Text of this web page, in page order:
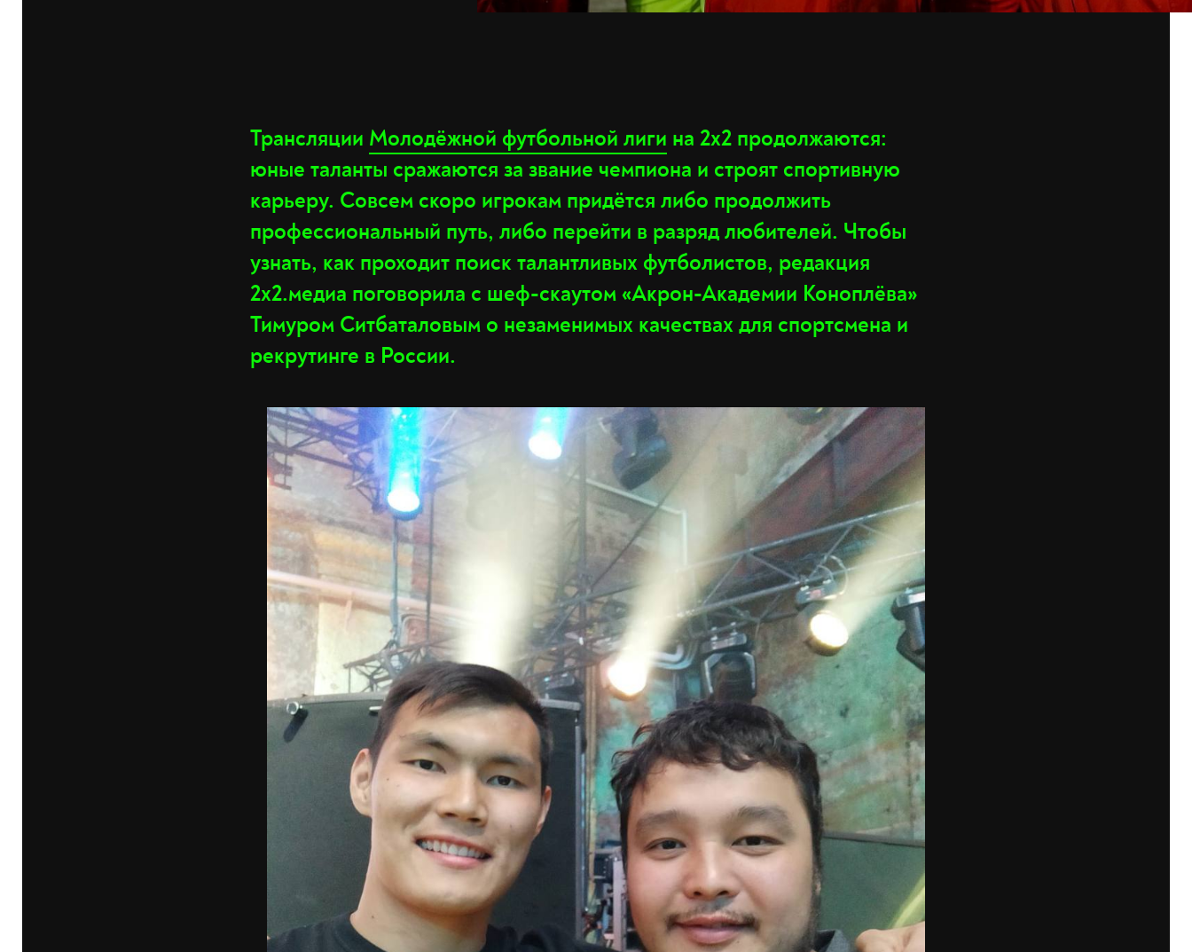
Трансляции Молодёжной футбольной лиги на 2х2 продолжаются:
юные таланты сражаются за звание чемпиона и строят спортивную
карьеру. Совсем скоро игрокам придётся либо продолжить
профессиональный путь, либо перейти в разряд любителей. Чтобы
узнать, как проходит поиск талантливых футболистов, редакция
2х2.медиа поговорила с шеф-скаутом «Акрон-Академии Коноплёва»
Тимуром Ситбаталовым о незаменимых качествах для спортсмена и
рекрутинге в России.